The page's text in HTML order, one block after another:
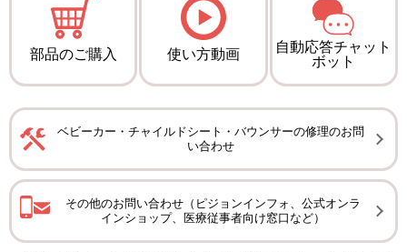
部品のご購入 使い方動画
自動応答チャット
ボット
ベビーカー・チャイルドシート・バウンサーの修理のお問
い合わせ
その他のお問い合わせ（ピジョンインフォ、公式オンラ
インショップ、医療従事者向け窓口など）